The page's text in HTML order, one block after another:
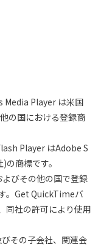
Player は米国
の国における登録商
Player はAdobe S
商標です。
びその他の国で登録
。Get QuickTimeバ
同社の許可により使用
その子会社、関連会